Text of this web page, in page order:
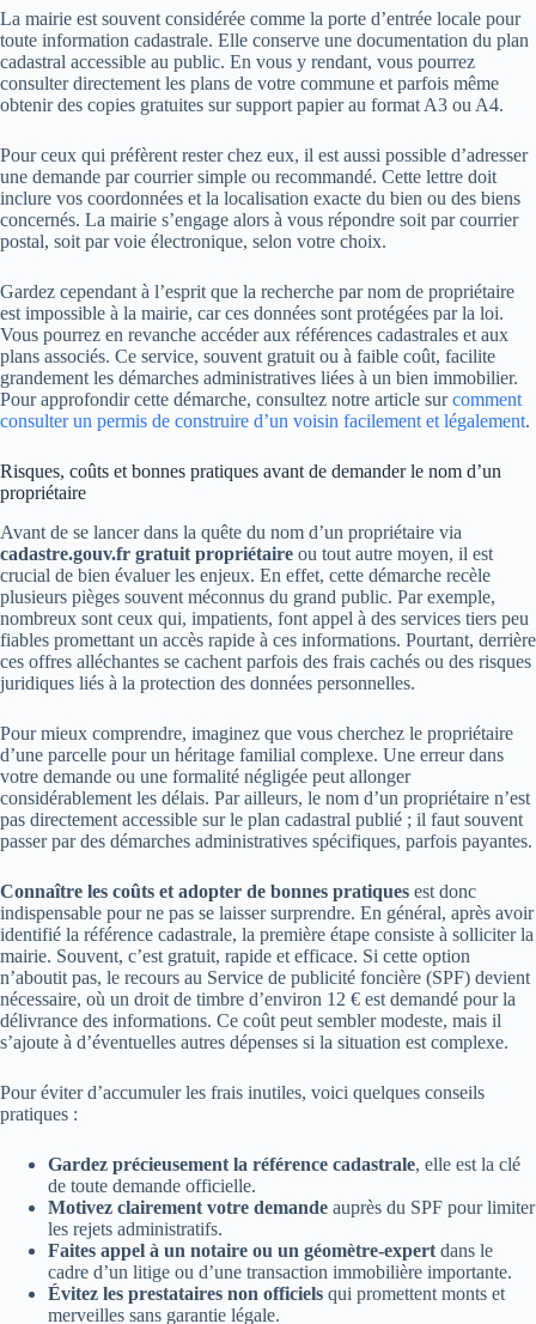
La mairie est souvent considérée comme la porte d’entrée locale pour
toute information cadastrale. Elle conserve une documentation du plan
cadastral accessible au public. En vous y rendant, vous pourrez
consulter directement les plans de votre commune et parfois même
obtenir des copies gratuites sur support papier au format A3 ou A4.
Pour ceux qui préfèrent rester chez eux, il est aussi possible d’adresser
une demande par courrier simple ou recommandé. Cette lettre doit
inclure vos coordonnées et la localisation exacte du bien ou des biens
concernés. La mairie s’engage alors à vous répondre soit par courrier
postal, soit par voie électronique, selon votre choix.
Gardez cependant à l’esprit que la recherche par nom de propriétaire
est impossible à la mairie, car ces données sont protégées par la loi.
Vous pourrez en revanche accéder aux références cadastrales et aux
plans associés. Ce service, souvent gratuit ou à faible coût, facilite
grandement les démarches administratives liées à un bien immobilier.
Pour approfondir cette démarche, consultez notre article surcomment
consulter un permis de construire d’un voisin facilement et légalement.
Risques, coûts et bonnes pratiques avant de demander le nom d’un
propriétaire
Avant de se lancer dans la quête du nom d’un propriétaire via
cadastre.gouv.fr gratuit propriétaire ou tout autre moyen, il est
crucial de bien évaluer les enjeux. En effet, cette démarche recèle
plusieurs pièges souvent méconnus du grand public. Par exemple,
nombreux sont ceux qui, impatients, font appel à des services tiers peu
fiables promettant un accès rapide à ces informations. Pourtant, derrière
ces offres alléchantes se cachent parfois des frais cachés ou des risques
juridiques liés à la protection des données personnelles.
Pour mieux comprendre, imaginez que vous cherchez le propriétaire
d’une parcelle pour un héritage familial complexe. Une erreur dans
votre demande ou une formalité négligée peut allonger
considérablement les délais. Par ailleurs, le nom d’un propriétaire n’est
pas directement accessible sur le plan cadastral publié ; il faut souvent
passer par des démarches administratives spécifiques, parfois payantes.
Connaître les coûts et adopter de bonnes pratiques est donc
indispensable pour ne pas se laisser surprendre. En général, après avoir
identifié la référence cadastrale, la première étape consiste à solliciter la
mairie. Souvent, c’est gratuit, rapide et efficace. Si cette option
n’aboutit pas, le recours au Service de publicité foncière (SPF) devient
nécessaire, où un droit de timbre d’environ 12 € est demandé pour la
délivrance des informations. Ce coût peut sembler modeste, mais il
s’ajoute à d’éventuelles autres dépenses si la situation est complexe.
Pour éviter d’accumuler les frais inutiles, voici quelques conseils
pratiques :
Gardez précieusement la référence cadastrale, elle est la clé
de toute demande officielle.
Motivez clairement votre demande auprès du SPF pour limiter
les rejets administratifs.
Faites appel à un notaire ou un géomètre-expert dans le
cadre d’un litige ou d’une transaction immobilière importante.
Évitez les prestataires non officiels qui promettent monts et
merveilles sans garantie légale.